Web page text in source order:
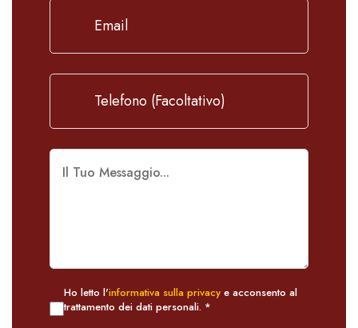
Ho letto l'informativa sulla privacy e acconsento al
trattamento dei dati personali. *